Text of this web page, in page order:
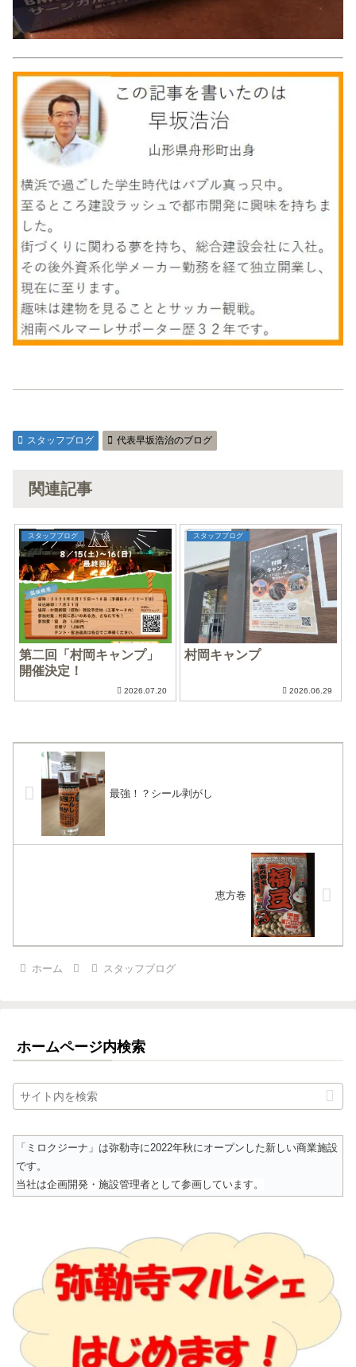
スタッフブログ 代表早坂浩治のブログ
関連記事
スタッフブログ
第二回「村岡キャンプ」
開催決定！
2026.07.20
スタッフブログ
村岡キャンプ
2026.06.29
最強！？シール剥がし
恵方巻
ホーム スタッフブログ
ホームページ内検索
「ミロクジーナ」は弥勒寺に2022年秋にオープンした新しい商業施設
です。
当社は企画開発・施設管理者として参画しています。